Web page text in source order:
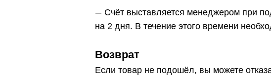
— Счёт выставляется менеджером при
на 2 дня. В течение этого времени
Возврат
Если товар не подошёл, вы можете